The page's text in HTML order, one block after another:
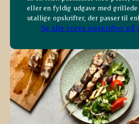
eller en fyldig udgave med grillede
utallige opskrifter, der passer til
Se alle vores opskrifter på